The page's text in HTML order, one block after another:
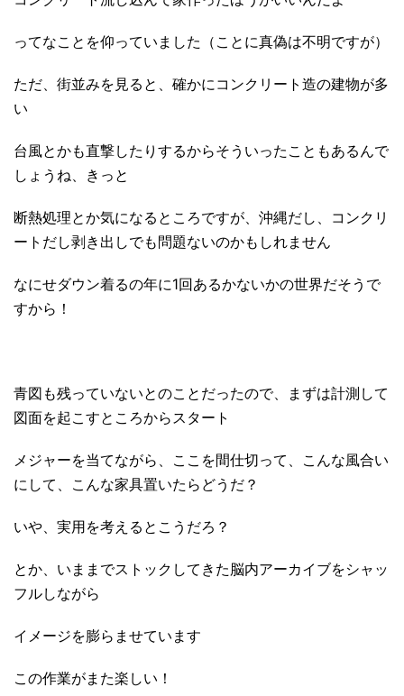
ってなことを仰っていました（ことに真偽は不明ですが）
ただ、街並みを見ると、確かにコンクリート造の建物が多
い
台風とかも直撃したりするからそういったこともあるんで
しょうね、きっと
断熱処理とか気になるところですが、沖縄だし、コンクリ
ートだし剥き出しでも問題ないのかもしれません
なにせダウン着るの年に1回あるかないかの世界だそうで
すから！
青図も残っていないとのことだったので、まずは計測して
図面を起こすところからスタート
メジャーを当てながら、ここを間仕切って、こんな風合い
にして、こんな家具置いたらどうだ？
いや、実用を考えるとこうだろ？
とか、いままでストックしてきた脳内アーカイブをシャッ
フルしながら
イメージを膨らませています
この作業がまた楽しい！